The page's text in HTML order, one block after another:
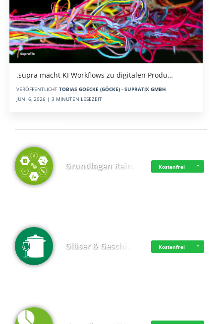
.supra macht KI Workflows zu digitalen Produ…
VERÖFFENTLICHT TOBIAS GOECKE (GÖCKE) - SUPRATIX GMBH
JUNI 6, 2026 | 3 MINUTEN LESEZEIT
Grundlagen Rein… Kostenfrei
Gläser & Geschi… Kostenfrei